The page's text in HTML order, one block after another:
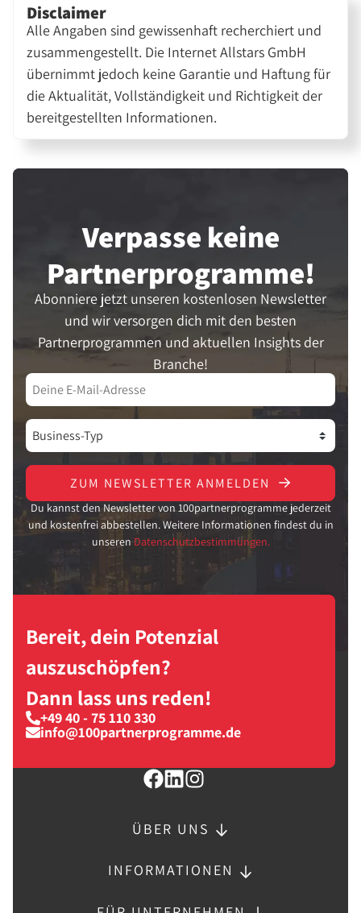
Disclaimer
Alle Angaben sind gewissenhaft recherchiert und
zusammengestellt. Die Internet Allstars GmbH
übernimmt jedoch keine Garantie und Haftung für
die Aktualität, Vollständigkeit und Richtigkeit der
bereitgestellten Informationen.
Verpasse keine
Partner­programme!
Abonniere jetzt unseren kostenlosen Newsletter
und wir versorgen dich mit den besten
Partnerprogrammen und aktuellen Insights der
Branche!
ZUM NEWSLETTER ANMELDEN
Du kannst den Newsletter von 100partnerprogramme jederzeit
und kostenfrei abbestellen. Weitere Informationen findest du in
unseren Datenschutzbestimmungen.
Bereit, dein Potenzial
auszuschöpfen?
Dann lass uns reden!
+49 40 - 75 110 330
info@100partnerprogramme.de
ÜBER UNS
INFORMATIONEN